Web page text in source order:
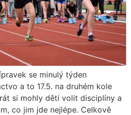
se minulý týden
a to 17.5. na druhém kole
si mohly děti volit disciplíny a
co jim jde nejlépe. Celkově